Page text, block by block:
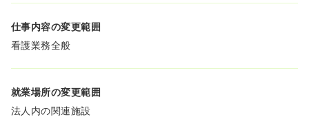
仕事内容の変更範囲
看護業務全般
就業場所の変更範囲
法人内の関連施設